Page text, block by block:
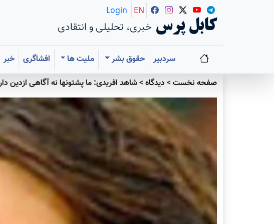
کابل پرس خبری، تحلیلی و انتقادی
Login EN
سردبیر حقوق بشر ملیت ها افشاگری خبر
صفحه نخست> دیدگاه>شاهد افریدی: ما پشتونها نه آگاهی ازدین